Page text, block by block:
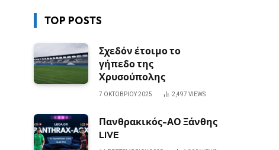
TOP POSTS
Σχεδόν έτοιμο το
γήπεδο της
Χρυσούπολης
7 ΟΚΤΩΒΡΊΟΥ 2025 2,497 VIEWS
Πανθρακικός-ΑΟ Ξάνθης
LIVE